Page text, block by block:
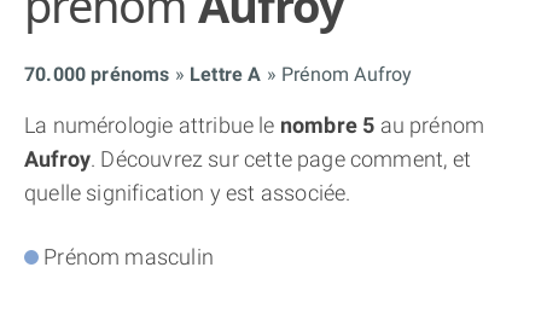
70.000 prénoms Lettre A Prénom Aufroy
La numérologie attribue le nombre 5 au prénom
Aufroy. Découvrez sur cette page comment, et
quelle signification y est associée.
Prénom masculin
THÈME GRATUIT
THÈME NUMÉROLOGIQUE APPROFONDI
THÈME TEMPOREL